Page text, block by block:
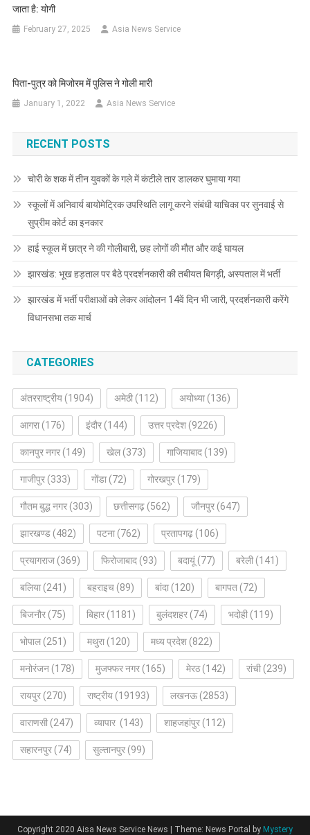
जाता है: योगी
February 27, 2025 Asia News Service
पिता-पुत्र को मिजोरम में पुलिस ने गोली मारी
January 1, 2022 Asia News Service
RECENT POSTS
चोरी के शक में तीन युवकों के गले में कंटीले तार डालकर घुमाया गया
स्कूलों में अनिवार्य बायोमेट्रिक उपस्थिति लागू करने संबंधी याचिका पर सुनवाई से
सुप्रीम कोर्ट का इनकार
हाई स्कूल में छात्र ने की गोलीबारी, छह लोगों की मौत और कई घायल
झारखंड: भूख हड़ताल पर बैठे प्रदर्शनकारी की तबीयत बिगड़ी, अस्पताल में भर्ती
झारखंड में भर्ती परीक्षाओं को लेकर आंदोलन 14वें दिन भी जारी, प्रदर्शनकारी करेंगे
विधानसभा तक मार्च
CATEGORIES
अंतरराष्ट्रीय(1904) अमेठी(112) अयोध्या(136)
आगरा(176) इंदौर(144) उत्तर प्रदेश(9226)
कानपुर नगर(149) खेल(373) गाजियाबाद(139)
गाजीपुर(333) गोंडा(72) गोरखपुर(179)
गौतम बुद्ध नगर(303) छत्तीसगढ़(562) जौनपुर(647)
झारखण्ड(482) पटना(762) प्रतापगढ़(106)
प्रयागराज(369) फिरोजाबाद(93) बदायूं(77) बरेली(141)
बलिया(241) बहराइच(89) बांदा(120) बागपत(72)
बिजनौर(75) बिहार(1181) बुलंदशहर(74) भदोही(119)
भोपाल(251) मथुरा(120) मध्य प्रदेश(822)
मनोरंजन(178) मुजफ्फर नगर(165) मेरठ(142) रांची(239)
रायपुर(270) राष्ट्रीय(19193) लखनऊ(2853)
वाराणसी(247) व्यापार (143) शाहजहांपुर(112)
सहारनपुर(74) सुल्तानपुर(99)
Copyright 2020 Aisa News Service News Theme: News Portal by Mystery